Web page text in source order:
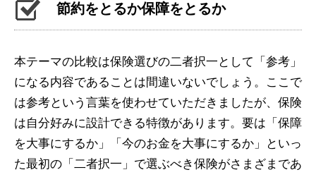
節約をとるか保障をとるか
本テーマの比較は保険選びの二者択一として「参考」
になる内容であることは間違いないでしょう。ここで
は参考という言葉を使わせていただきましたが、保険
は自分好みに設計できる特徴があります。要は「保障
を大事にするか」「今のお金を大事にするか」といっ
た最初の「二者択一」で選ぶべき保険がさまざまであ